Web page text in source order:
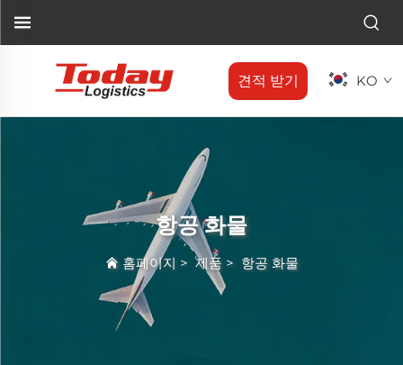
견적 받기 KO
항공 화물
홈페이지 >제품> 항공 화물